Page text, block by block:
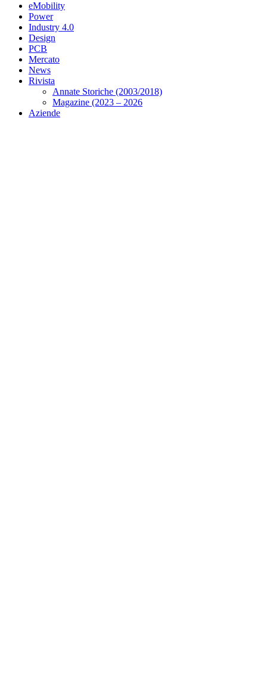
eMobility
Power
Industry 4.0
Design
PCB
Mercato
News
Rivista
Annate Storiche (2003/2018)
Magazine (2023 – 2026
Aziende